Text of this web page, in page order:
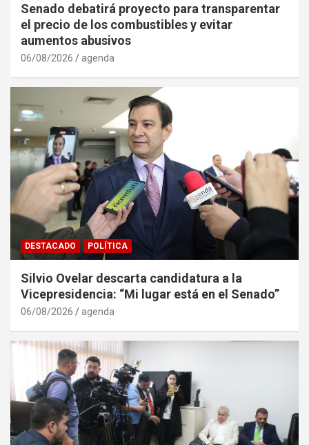
Senado debatirá proyecto para transparentar
el precio de los combustibles y evitar
aumentos abusivos
06/08/2026 agenda
DESTACADO POLÍTICA
Silvio Ovelar descarta candidatura a la
Vicepresidencia: “Mi lugar está en el Senado”
06/08/2026 agenda